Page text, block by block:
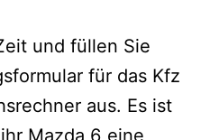
und füllen Sie
für das Kfz
aus. Es ist